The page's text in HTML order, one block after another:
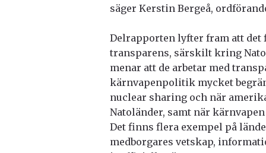
säger Kerstin Bergeå,
Delrapporten lyfter fram att det
transparens, särskilt kring
menar att de arbetar med
kärnvapenpolitik mycket
nuclear sharing och när
Natoländer, samt när
Det finns flera exempel på
medborgares vetskap,